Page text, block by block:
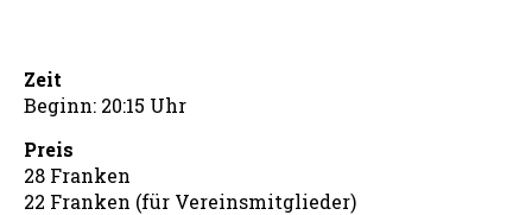
Zeit
Beginn: 20:15 Uhr
Preis
28 Franken
22 Franken (für Vereinsmitglieder)